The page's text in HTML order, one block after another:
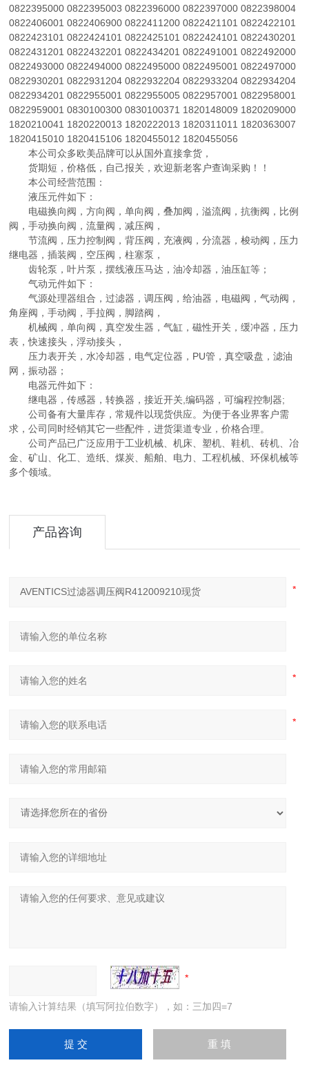
0822395000 0822395003 0822396000 0822397000 0822398004
0822406001 0822406900 0822411200 0822421101 0822422101
0822423101 0822424101 0822425101 0822424101 0822430201
0822431201 0822432201 0822434201 0822491001 0822492000
0822493000 0822494000 0822495000 0822495001 0822497000
0822930201 0822931204 0822932204 0822933204 0822934204
0822934201 0822955001 0822955005 0822957001 0822958001
0822959001 0830100300 0830100371 1820148009 1820209000
1820210041 1820220013 1820222013 1820311011 1820363007
1820415010 1820415106 1820455012 1820455056
本公司众多欧美品牌可以从国外直接拿货，
货期短，价格低，自己报关，欢迎新老客户查询采购！！
本公司经营范围：
液压元件如下：
电磁换向阀，方向阀，单向阀，叠加阀，溢流阀，抗衡阀，比例
阀，手动换向阀，流量阀，减压阀，
节流阀，压力控制阀，背压阀，充液阀，分流器，梭动阀，压力
继电器，插装阀，空压阀，柱塞泵，
齿轮泵，叶片泵，摆线液压马达，油冷却器，油压缸等；
气动元件如下：
气源处理器组合，过滤器，调压阀，给油器，电磁阀，气动阀，
角座阀，手动阀，手拉阀，脚踏阀，
机械阀，单向阀，真空发生器，气缸，磁性开关，缓冲器，压力
表，快速接头，浮动接头，
压力表开关，水冷却器，电气定位器，PU管，真空吸盘，滤油
网，振动器；
电器元件如下：
继电器，传感器，转换器，接近开关,编码器，可编程控制器;
公司备有大量库存，常规件以现货供应。为便于各业界客户需
求，公司同时经销其它一些配件，进货渠道专业，价格合理。
公司产品已广泛应用于工业机械、机床、塑机、鞋机、砖机、冶
金、矿山、化工、造纸、煤炭、船舶、电力、工程机械、环保机械等
多个领域。
产品咨询
请输入计算结果（填写阿拉伯数字），如：三加四=7